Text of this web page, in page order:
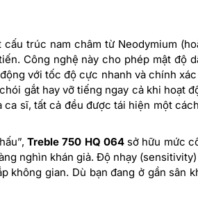
cấu trúc nam châm từ Neodymium
Công nghệ này cho phép mật độ
với tốc độ cực nhanh và chính
gắt hay vỡ tiếng ngay cả khi hoạt
sĩ, tất cả đều được tái hiện một
Treble 750 HQ 064sở hữu mức
nghìn khán giả. Độ nhạy
không gian. Dù bạn đang ở gần sân